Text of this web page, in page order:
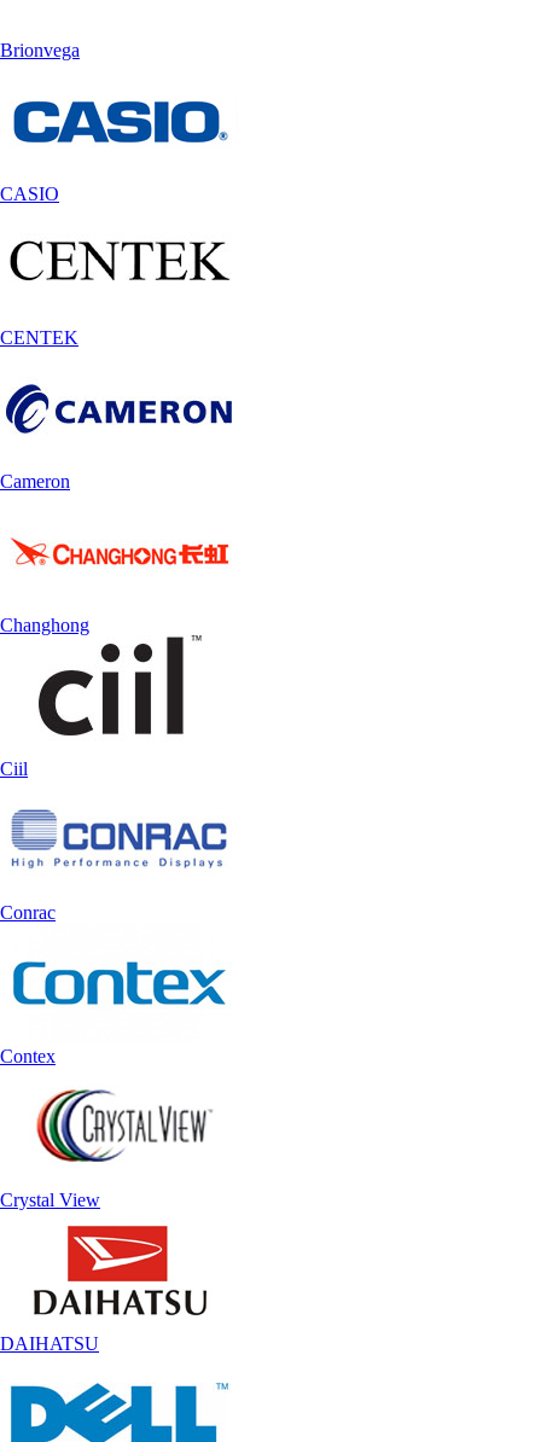
Brionvega
CASIO
CENTEK
Cameron
Changhong
Ciil
Conrac
Contex
Crystal View
DAIHATSU